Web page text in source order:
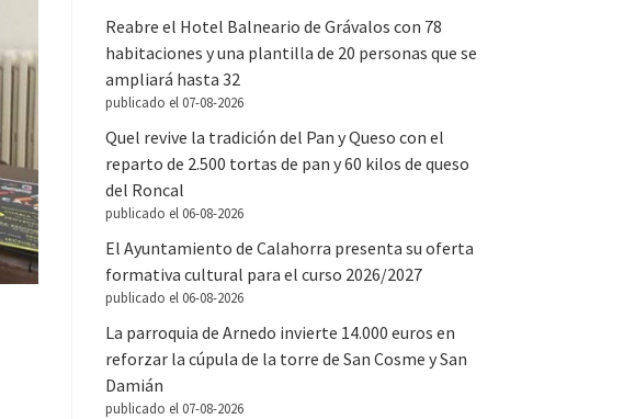
Reabre el Hotel Balneario de Grávalos con 78
habitaciones y una plantilla de 20 personas que se
ampliará hasta 32
publicado el 07-08-2026
Quel revive la tradición del Pan y Queso con el
reparto de 2.500 tortas de pan y 60 kilos de queso
del Roncal
publicado el 06-08-2026
El Ayuntamiento de Calahorra presenta su oferta
formativa cultural para el curso 2026/2027
publicado el 06-08-2026
La parroquia de Arnedo invierte 14.000 euros en
reforzar la cúpula de la torre de San Cosme y San
Damián
publicado el 07-08-2026